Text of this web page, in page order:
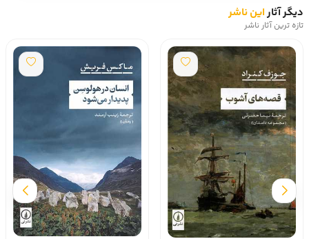
دیگر آثاراین ناشر
تازه ترین آثار ناشر